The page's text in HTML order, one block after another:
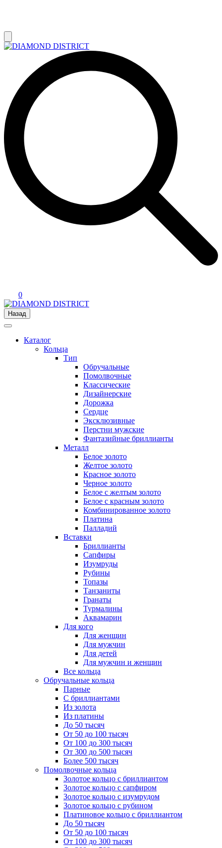
0
Назад
Каталог
Кольца
Тип
Обручальные
Помолвочные
Классические
Дизайнерские
Дорожка
Сердце
Эксклюзивные
Перстни мужские
Фантазийные бриллианты
Металл
Белое золото
Желтое золото
Красное золото
Черное золото
Белое с желтым золото
Белое с красным золото
Комбинированное золото
Платина
Палладий
Вставки
Бриллианты
Сапфиры
Изумруды
Рубины
Топазы
Танзаниты
Гранаты
Турмалины
Аквамарин
Для кого
Для женщин
Для мужчин
Для детей
Для мужчин и женщин
Все кольца
Обручальные кольца
Парные
С бриллиантами
Из золота
Из платины
До 50 тысяч
От 50 до 100 тысяч
От 100 до 300 тысяч
От 300 до 500 тысяч
Более 500 тысяч
Помолвочные кольца
Золотое кольцо с бриллиантом
Золотое кольцо с сапфиром
Золотое кольцо с изумрудом
Золотое кольцо с рубином
Платиновое кольцо с бриллиантом
До 50 тысяч
От 50 до 100 тысяч
От 100 до 300 тысяч